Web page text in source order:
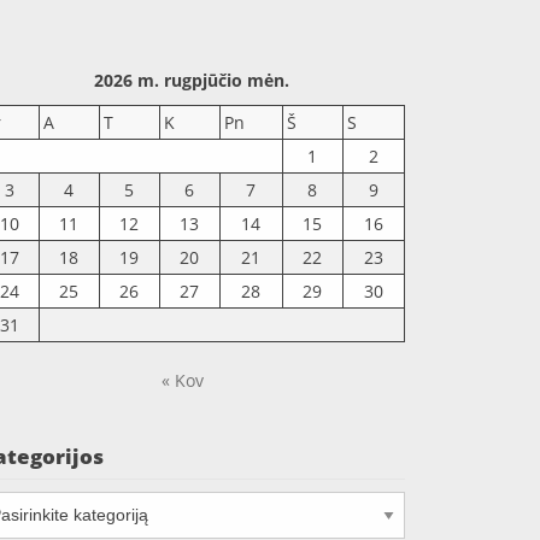
2026 m. rugpjūčio mėn.
A T K Pn Š
S
1
2
3
4 5 6 7 8
9
10
11 12 13 14 15
16
17
18 19 20 21 22
23
24
25 26 27 28 29
30
31
« Kov